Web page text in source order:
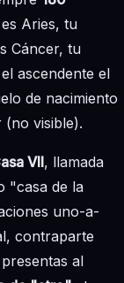
Aries, tu
Cáncer, tu
ascendente el
de nacimiento
visible).
VII, llamada
"casa de la
uno-a-
contraparte
al